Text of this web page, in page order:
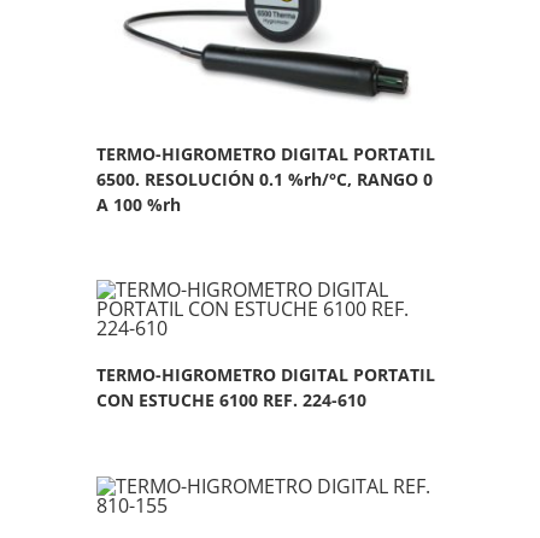
TERMO-HIGROMETRO DIGITAL PORTATIL
6500. RESOLUCIÓN 0.1 %rh/°C, RANGO 0
A 100 %rh
TERMO-HIGROMETRO DIGITAL PORTATIL
CON ESTUCHE 6100 REF. 224-610